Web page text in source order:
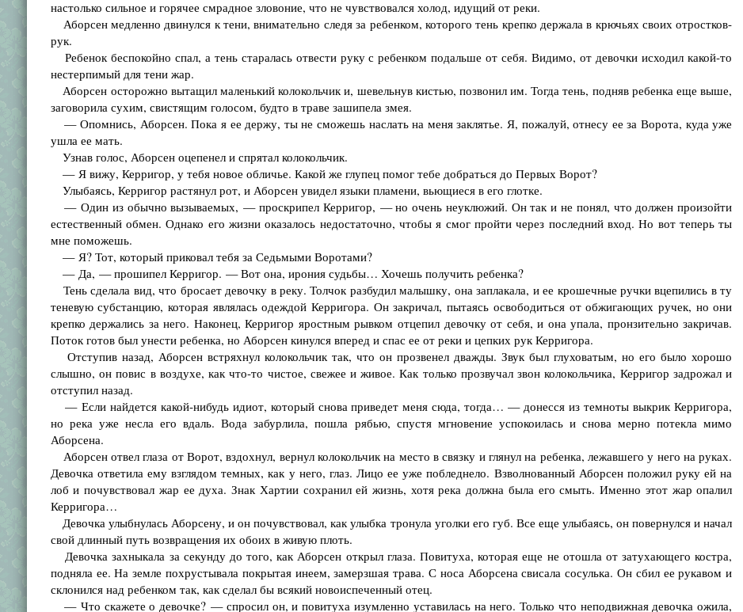
настолько сильное и горячее смрадное зловоние, что не чувствовался холод, идущий от реки.
Аборсен медленно двинулся к тени, внимательно следя за ребенком, которого тень крепко держала в крючьях своих отростков-
рук.
Ребенок беспокойно спал, а тень старалась отвести руку с ребенком подальше от себя. Видимо, от девочки исходил какой-то
нестерпимый для тени жар.
Аборсен осторожно вытащил маленький колокольчик и, шевельнув кистью, позвонил им. Тогда тень, подняв ребенка еще выше,
заговорила сухим, свистящим голосом, будто в траве зашипела змея.
— Опомнись, Аборсен. Пока я ее держу, ты не сможешь наслать на меня заклятье. Я, пожалуй, отнесу ее за Ворота, куда уже
ушла ее мать.
Узнав голос, Аборсен оцепенел и спрятал колокольчик.
— Я вижу, Керригор, у тебя новое обличье. Какой же глупец помог тебе добраться до Первых Ворот?
Улыбаясь, Керригор растянул рот, и Аборсен увидел языки пламени, вьющиеся в его глотке.
— Один из обычно вызываемых, — проскрипел Керригор, — но очень неуклюжий. Он так и не понял, что должен произойти
естественный обмен. Однако его жизни оказалось недостаточно, чтобы я смог пройти через последний вход. Но вот теперь ты
мне поможешь.
— Я? Тот, который приковал тебя за Седьмыми Воротами?
— Да, — прошипел Керригор. — Вот она, ирония судьбы… Хочешь получить ребенка?
Тень сделала вид, что бросает девочку в реку. Толчок разбудил малышку, она заплакала, и ее крошечные ручки вцепились в ту
теневую субстанцию, которая являлась одеждой Керригора. Он закричал, пытаясь освободиться от обжигающих ручек, но они
крепко держались за него. Наконец, Керригор яростным рывком отцепил девочку от себя, и она упала, пронзительно закричав.
Поток готов был унести ребенка, но Аборсен кинулся вперед и спас ее от реки и цепких рук Керригора.
Отступив назад, Аборсен встряхнул колокольчик так, что он прозвенел дважды. Звук был глуховатым, но его было хорошо
слышно, он повис в воздухе, как что-то чистое, свежее и живое. Как только прозвучал звон колокольчика, Керригор задрожал и
отступил назад.
— Если найдется какой-нибудь идиот, который снова приведет меня сюда, тогда… — донесся из темноты выкрик Керригора,
но река уже несла его вдаль. Вода забурлила, пошла рябью, спустя мгновение успокоилась и снова мерно потекла мимо
Аборсена.
Аборсен отвел глаза от Ворот, вздохнул, вернул колокольчик на место в связку и глянул на ребенка, лежавшего у него на руках.
Девочка ответила ему взглядом темных, как у него, глаз. Лицо ее уже побледнело. Взволнованный Аборсен положил руку ей на
лоб и почувствовал жар ее духа. Знак Хартии сохранил ей жизнь, хотя река должна была его смыть. Именно этот жар опалил
Керригора…
Девочка улыбнулась Аборсену, и он почувствовал, как улыбка тронула уголки его губ. Все еще улыбаясь, он повернулся и начал
свой длинный путь возвращения их обоих в живую плоть.
Девочка захныкала за секунду до того, как Аборсен открыл глаза. Повитуха, которая еще не отошла от затухающего костра,
подняла ее. На земле похрустывала покрытая инеем, замерзшая трава. С носа Аборсена свисала сосулька. Он сбил ее рукавом и
склонился над ребенком так, как сделал бы всякий новоиспеченный отец.
— Что скажете о девочке? — спросил он, и повитуха изумленно уставилась на него. Только что неподвижная девочка ожила,